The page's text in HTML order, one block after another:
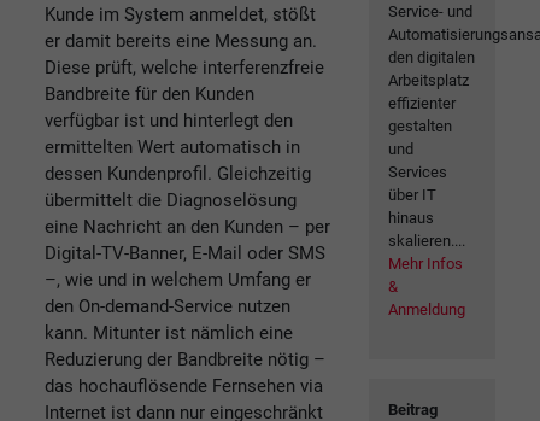
Kunde im System anmeldet, stößt
er damit bereits eine Messung an.
Diese prüft, welche interferenzfreie
Bandbreite für den Kunden
verfügbar ist und hinterlegt den
ermittelten Wert automatisch in
dessen Kundenprofil. Gleichzeitig
übermittelt die Diagnoselösung
eine Nachricht an den Kunden – per
Digital-TV-Banner, E-Mail oder SMS
–, wie und in welchem Umfang er
den On-demand-Service nutzen
kann. Mitunter ist nämlich eine
Reduzierung der Bandbreite nötig –
das hochauflösende Fernsehen via
Internet ist dann nur eingeschränkt
Service- und
den digitalen
Arbeitsplatz
effizienter
gestalten
und
Services
über IT
hinaus
skalieren....
Mehr Infos
&
Anmeldung
Beitrag